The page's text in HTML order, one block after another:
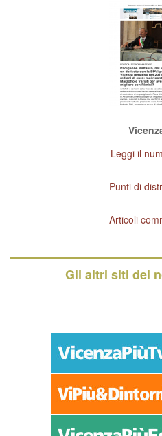
Leggi il
Punti di
Articoli
Gli altri siti del